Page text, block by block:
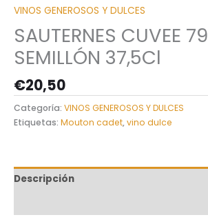
VINOS GENEROSOS Y DULCES
SAUTERNES CUVEE 79
SEMILLÓN 37,5Cl
€20,50
Categoría: VINOS GENEROSOS Y DULCES
Etiquetas: Mouton cadet,vino dulce
Descripción